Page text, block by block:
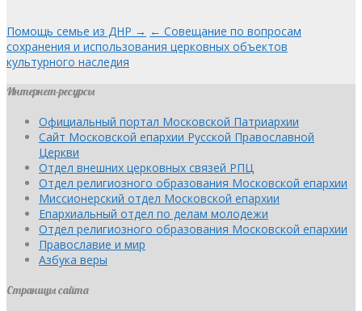
Помощь семье из ДНР → ← Совещание по вопросам
сохранения и использования церковных объектов
культурного наследия
Интернет-ресурсы
Официальный портал Московской Патриархии
Сайт Московской епархии Русской Православной
Церкви
Отдел внешних церковных связей РПЦ
Отдел религиозного образования Московской епархии
Миссионерский отдел Московской епархии
Епархиальный отдел по делам молодежи
Отдел религиозного образования Московской епархии
Православие и мир
Азбука веры
Страницы сайта